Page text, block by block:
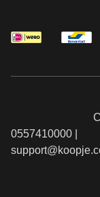
0557410000 |